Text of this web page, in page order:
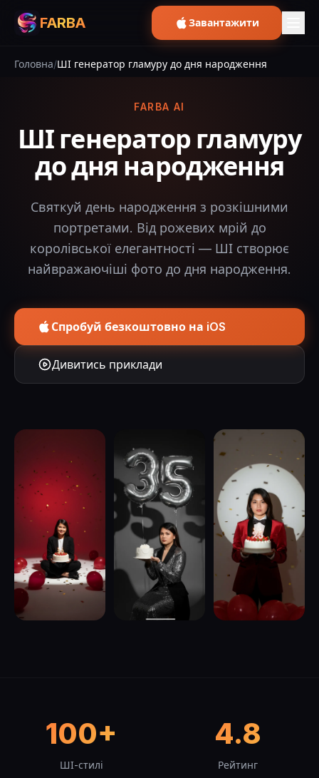
FARBA Завантажити
Головна/ШІ генератор гламуру до дня народження
FARBA AI
ШІ генератор гламуру
до дня народження
Святкуй день народження з розкішними
портретами. Від рожевих мрій до
королівської елегантності — ШІ створює
найвражаючіші фото до дня народження.
Спробуй безкоштовно на iOS
Дивитись приклади
100+
ШІ-стилі
4.8
Рейтинг